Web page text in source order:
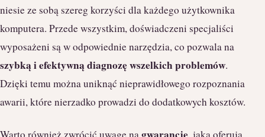
niesie ze sobą szereg korzyści dla każdego użytkownika
komputera. Przede wszystkim, doświadczeni specjaliści
wyposażeni są w odpowiednie narzędzia, co pozwala na
szybką i efektywną diagnozę wszelkich problemów.
Dzięki temu można uniknąć nieprawidłowego rozpoznania
awarii, które nierzadko prowadzi do dodatkowych kosztów.
Warto również zwrócić uwagę na
, jaką oferują